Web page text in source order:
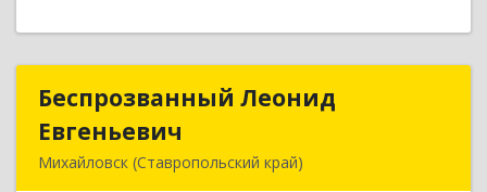
Беспрозванный Леонид
Евгеньевич
Михайловск (Ставропольский край)
Беспрозванный Леонид